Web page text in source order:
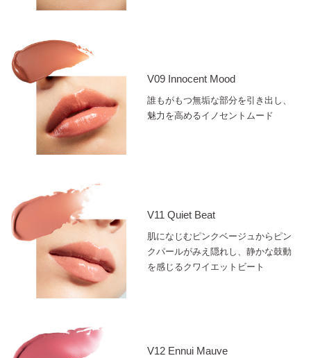
V09 Innocent Mood
誰もがもつ無垢な部分を引き出し、
魅力を高めるイノセントムード
V11 Quiet Beat
肌になじむピンクベージュからピン
クパールがみえ隠れし、静かな鼓動
を感じるクワイエットビート
V12 Ennui Mauve